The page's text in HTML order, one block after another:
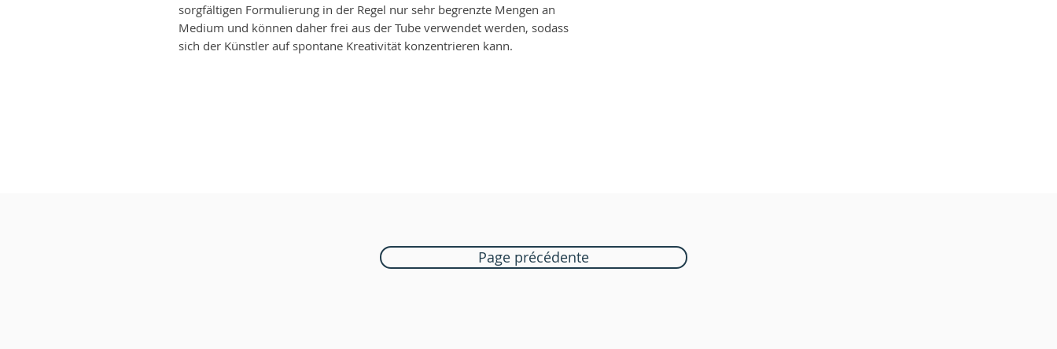
sorgfältigen Formulierung in der Regel nur sehr begrenzte Mengen an
Medium und können daher frei aus der Tube verwendet werden, sodass
sich der Künstler auf spontane Kreativität konzentrieren kann.
Page précédente